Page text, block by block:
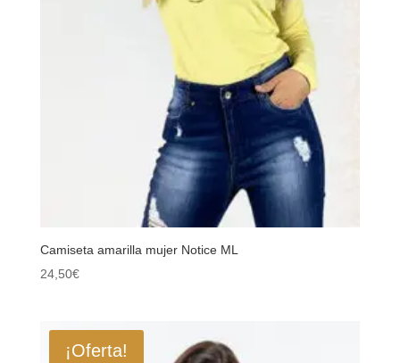
Camiseta amarilla mujer Notice ML
24,50€
¡Oferta!